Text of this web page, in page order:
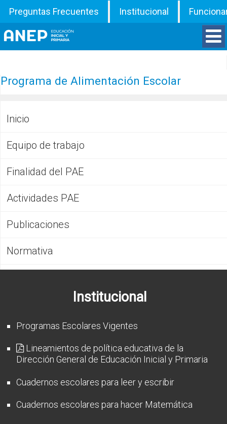
Preguntas Frecuentes Institucional
Inspecciones
Programas
ATD
Documentos
CFP
Programa de Alimentación Escolar
Inicio
Equipo de trabajo
Finalidad del PAE
Actividades PAE
Publicaciones
Normativa
Institucional
Programas Escolares Vigentes
Lineamientos de política educativa de la
Dirección General de Educación Inicial y Primaria
Cuadernos escolares para leer y escribir
Cuadernos escolares para hacer Matemática